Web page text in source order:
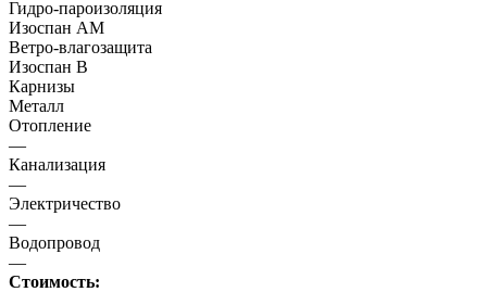
Гидро-пароизоляция
Изоспан АМ
Ветро-влагозащита
Изоспан В
Карнизы
Металл
Отопление
—
Канализация
—
Электричество
—
Водопровод
—
Стоимость: